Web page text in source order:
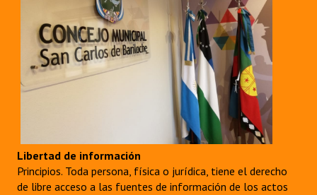
Libertad de información
Principios. Toda persona, física o jurídica, tiene el derecho
de libre acceso a las fuentes de información de los actos